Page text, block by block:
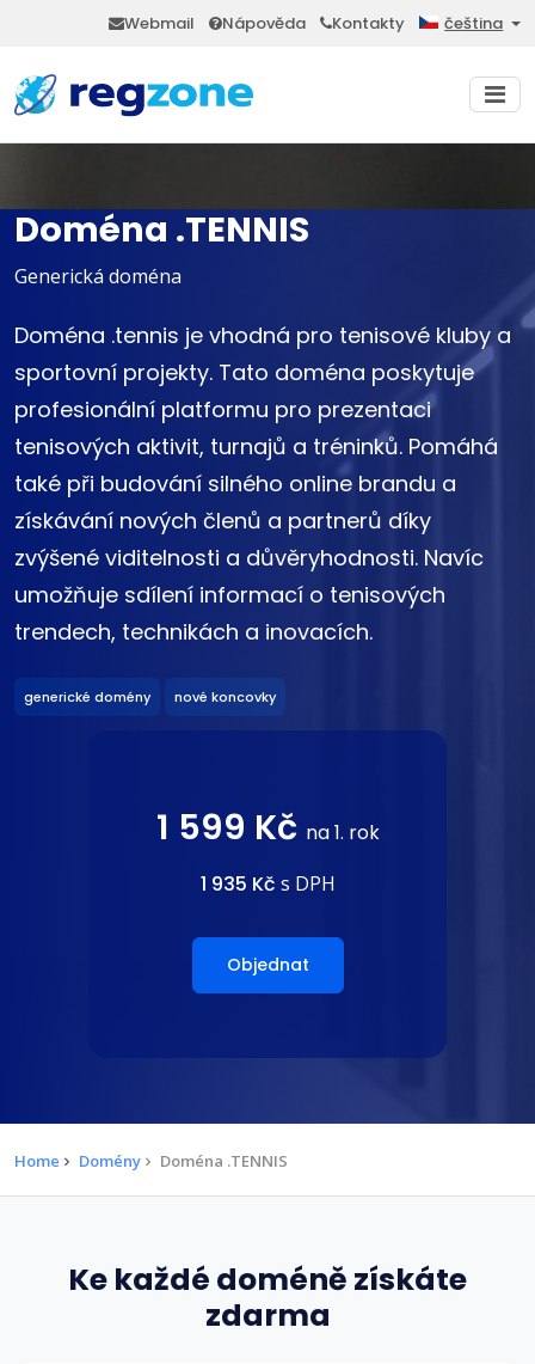
Webmail Nápověda Kontakty čeština
Doména .TENNIS
Generická doména
Doména .tennis je vhodná pro tenisové kluby a
sportovní projekty. Tato doména poskytuje
profesionální platformu pro prezentaci
tenisových aktivit, turnajů a tréninků. Pomáhá
také při budování silného online brandu a
získávání nových členů a partnerů díky
zvýšené viditelnosti a důvěryhodnosti. Navíc
umožňuje sdílení informací o tenisových
trendech, technikách a inovacích.
generické domény nové koncovky
1 599 Kč na 1. rok
1 935 Kč s DPH
Objednat
Home Domény Doména .TENNIS
Ke každé doméně získáte
zdarma